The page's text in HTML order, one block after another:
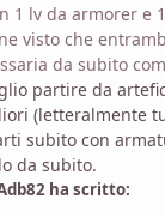
1 lv da armorer e
visto che
da subito
partire da
(letteralmente
subito con
da subito.
ha scritto: